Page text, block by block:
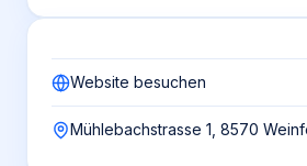
Website besuchen
Mühlebachstrasse 1, 8570